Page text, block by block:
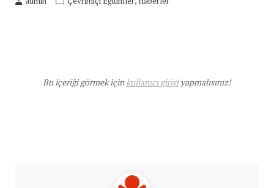
Bu içeriği görmek içinkullanıcı girişiyapmalısınız!